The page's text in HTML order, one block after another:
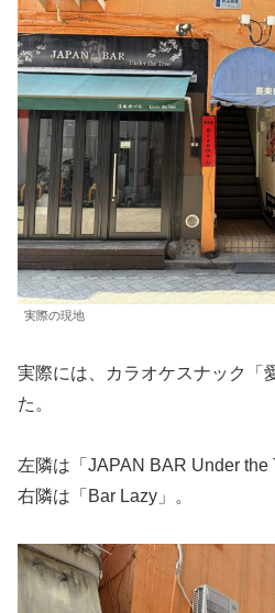
実際の現地
実際には、カラオケスナック「
た。
左隣は「JAPAN BAR Under the
右隣は「Bar Lazy」。